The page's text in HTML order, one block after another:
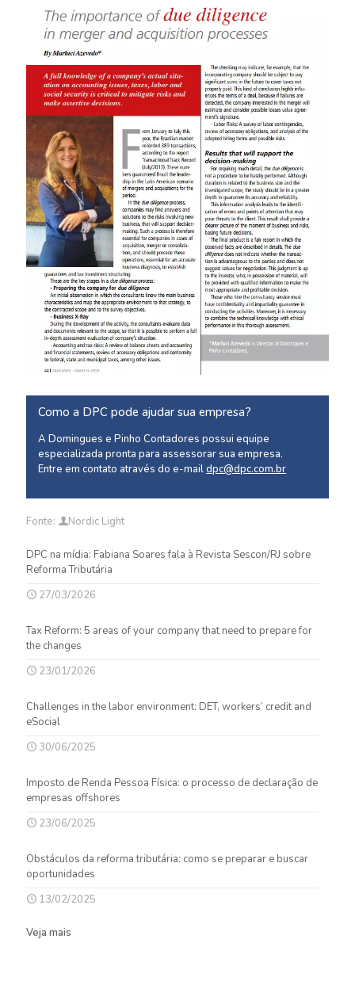
Como a DPC pode ajudar sua empresa?
A Domingues e Pinho Contadores possui equipe
especializada pronta para assessorar sua empresa.
Entre em contato através do e-maildpc@dpc.com.br
Fonte: Nordic Light
DPC na mídia: Fabiana Soares fala à Revista Sescon/RJ sobre
Reforma Tributária
27/03/2026
Tax Reform: 5 areas of your company that need to prepare for
the changes
23/01/2026
Challenges in the labor environment: DET, workers’ credit and
eSocial
30/06/2025
Imposto de Renda Pessoa Física: o processo de declaração de
empresas offshores
23/06/2025
Obstáculos da reforma tributária: como se preparar e buscar
oportunidades
13/02/2025
Veja mais